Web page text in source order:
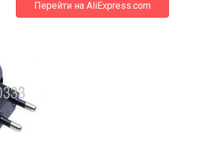
Перейти на AliExpress.com